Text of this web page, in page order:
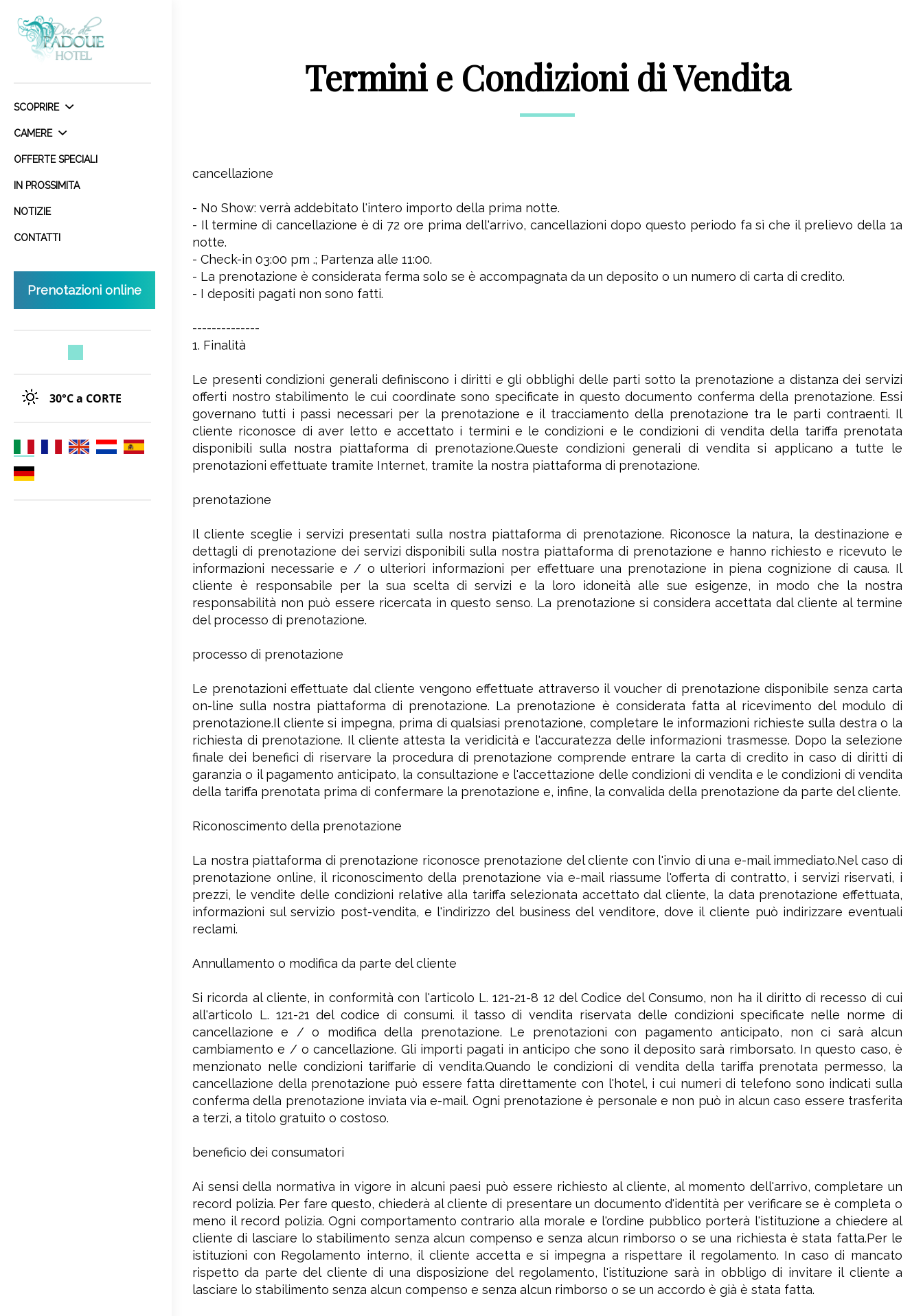
SCOPRIRE
CAMERE
OFFERTE SPECIALI
IN PROSSIMITA
NOTIZIE
CONTATTI
Prenotazioni online
30°Ca CORTE
Termini e Condizioni di Vendita
cancellazione
- No Show: verrà addebitato l'intero importo della prima notte.
- Il termine di cancellazione è di 72 ore prima dell'arrivo, cancellazioni dopo questo periodo fa sì che il prelievo della 1a
notte.
- Check-in 03:00 pm .; Partenza alle 11:00.
- La prenotazione è considerata ferma solo se è accompagnata da un deposito o un numero di carta di credito.
- I depositi pagati non sono fatti.
--------------
1. Finalità
Le presenti condizioni generali definiscono i diritti e gli obblighi delle parti sotto la prenotazione a distanza dei servizi
offerti nostro stabilimento le cui coordinate sono specificate in questo documento conferma della prenotazione. Essi
governano tutti i passi necessari per la prenotazione e il tracciamento della prenotazione tra le parti contraenti. Il
cliente riconosce di aver letto e accettato i termini e le condizioni e le condizioni di vendita della tariffa prenotata
disponibili sulla nostra piattaforma di prenotazione.Queste condizioni generali di vendita si applicano a tutte le
prenotazioni effettuate tramite Internet, tramite la nostra piattaforma di prenotazione.
prenotazione
Il cliente sceglie i servizi presentati sulla nostra piattaforma di prenotazione. Riconosce la natura, la destinazione e
dettagli di prenotazione dei servizi disponibili sulla nostra piattaforma di prenotazione e hanno richiesto e ricevuto le
informazioni necessarie e / o ulteriori informazioni per effettuare una prenotazione in piena cognizione di causa. Il
cliente è responsabile per la sua scelta di servizi e la loro idoneità alle sue esigenze, in modo che la nostra
responsabilità non può essere ricercata in questo senso. La prenotazione si considera accettata dal cliente al termine
del processo di prenotazione.
processo di prenotazione
Le prenotazioni effettuate dal cliente vengono effettuate attraverso il voucher di prenotazione disponibile senza carta
on-line sulla nostra piattaforma di prenotazione. La prenotazione è considerata fatta al ricevimento del modulo di
prenotazione.Il cliente si impegna, prima di qualsiasi prenotazione, completare le informazioni richieste sulla destra o la
richiesta di prenotazione. Il cliente attesta la veridicità e l'accuratezza delle informazioni trasmesse. Dopo la selezione
finale dei benefici di riservare la procedura di prenotazione comprende entrare la carta di credito in caso di diritti di
garanzia o il pagamento anticipato, la consultazione e l'accettazione delle condizioni di vendita e le condizioni di vendita
della tariffa prenotata prima di confermare la prenotazione e, infine, la convalida della prenotazione da parte del cliente.
Riconoscimento della prenotazione
La nostra piattaforma di prenotazione riconosce prenotazione del cliente con l'invio di una e-mail immediato.Nel caso di
prenotazione online, il riconoscimento della prenotazione via e-mail riassume l'offerta di contratto, i servizi riservati, i
prezzi, le vendite delle condizioni relative alla tariffa selezionata accettato dal cliente, la data prenotazione effettuata,
informazioni sul servizio post-vendita, e l'indirizzo del business del venditore, dove il cliente può indirizzare eventuali
reclami.
Annullamento o modifica da parte del cliente
Si ricorda al cliente, in conformità con l'articolo L. 121-21-8 12 del Codice del Consumo, non ha il diritto di recesso di cui
all'articolo L. 121-21 del codice di consumi. il tasso di vendita riservata delle condizioni specificate nelle norme di
cancellazione e / o modifica della prenotazione. Le prenotazioni con pagamento anticipato, non ci sarà alcun
cambiamento e / o cancellazione. Gli importi pagati in anticipo che sono il deposito sarà rimborsato. In questo caso, è
menzionato nelle condizioni tariffarie di vendita.Quando le condizioni di vendita della tariffa prenotata permesso, la
cancellazione della prenotazione può essere fatta direttamente con l'hotel, i cui numeri di telefono sono indicati sulla
conferma della prenotazione inviata via e-mail. Ogni prenotazione è personale e non può in alcun caso essere trasferita
a terzi, a titolo gratuito o costoso.
beneficio dei consumatori
Ai sensi della normativa in vigore in alcuni paesi può essere richiesto al cliente, al momento dell'arrivo, completare un
record polizia. Per fare questo, chiederà al cliente di presentare un documento d'identità per verificare se è completa o
meno il record polizia. Ogni comportamento contrario alla morale e l'ordine pubblico porterà l'istituzione a chiedere al
cliente di lasciare lo stabilimento senza alcun compenso e senza alcun rimborso o se una richiesta è stata fatta.Per le
istituzioni con Regolamento interno, il cliente accetta e si impegna a rispettare il regolamento. In caso di mancato
rispetto da parte del cliente di una disposizione del regolamento, l'istituzione sarà in obbligo di invitare il cliente a
lasciare lo stabilimento senza alcun compenso e senza alcun rimborso o se un accordo è già è stata fatta.